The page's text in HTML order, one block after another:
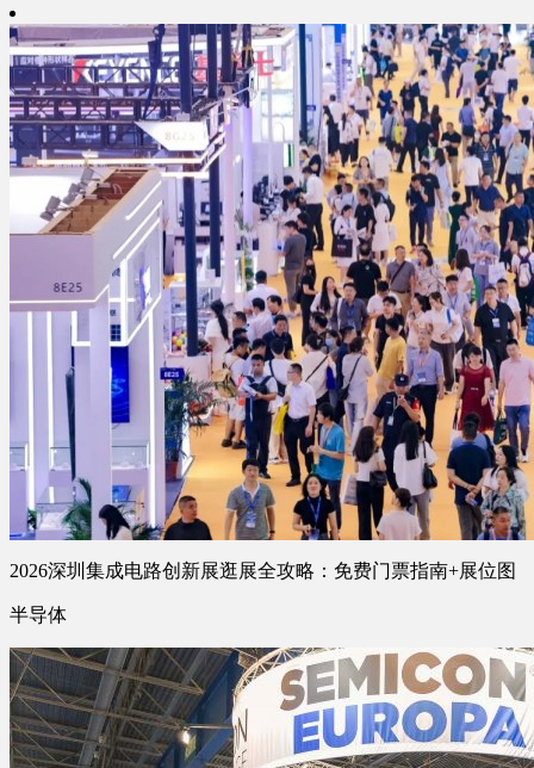
2026深圳集成电路创新展逛展全攻略：免费门票指南+展位图
半导体